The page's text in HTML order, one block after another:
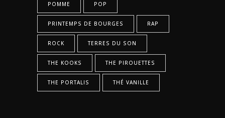
POMME POP
PRINTEMPS DE BOURGES RAP
ROCK TERRES DU SON
THE KOOKS THE PIROUETTES
THE PORTALIS THÉ VANILLE